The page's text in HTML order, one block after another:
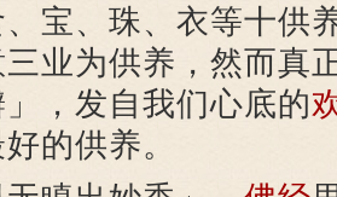
宝、珠、衣等十供
业为供养，然而真
」，发自我们心底的
的供养。